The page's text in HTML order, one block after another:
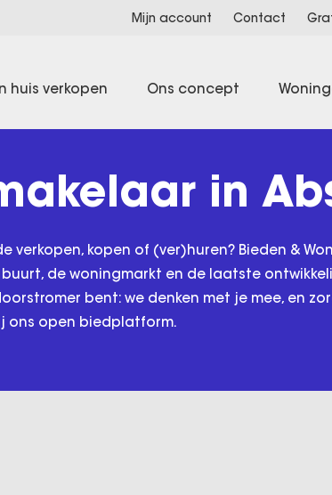
Mijn account Contact
huis verkopen Ons concept
in
verkopen, kopen of (ver)huren? Bieden &
buurt, de woningmarkt en de laatste
bent: we denken met je mee, en
ons open biedplatform.